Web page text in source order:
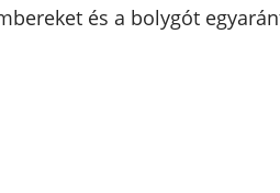
és a bolygót